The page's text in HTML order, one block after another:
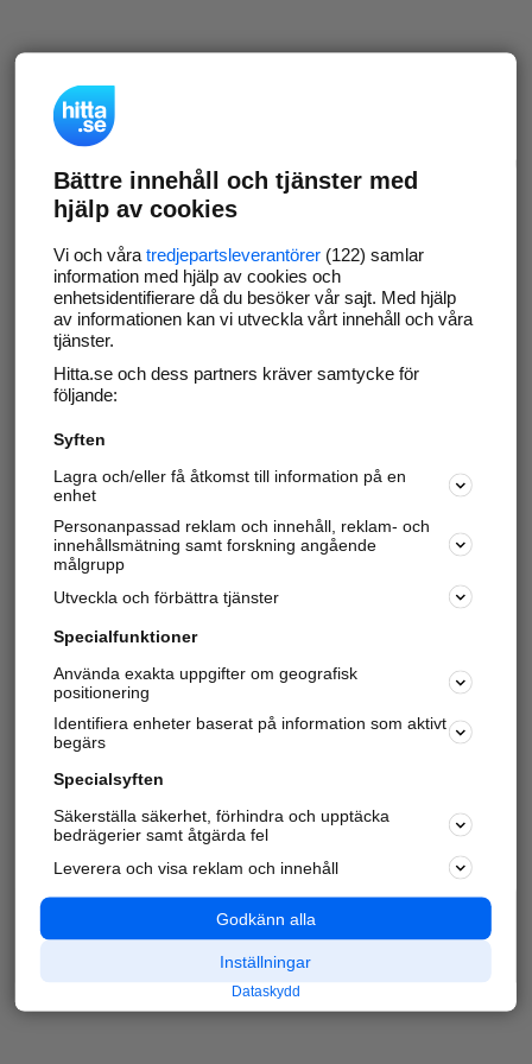
Bättre innehåll och tjänster med
hjälp av cookies
Vi och våra tredjepartsleverantörer(122) samlar
information med hjälp av cookies och
enhetsidentifierare då du besöker vår sajt. Med hjälp
av informationen kan vi utveckla vårt innehåll och våra
tjänster.
Hitta.se och dess partners kräver samtycke för
följande:
Syften
Lagra och/eller få åtkomst till information på en
enhet
Personanpassad reklam och innehåll, reklam- och
innehållsmätning samt forskning angående
målgrupp
Utveckla och förbättra tjänster
Specialfunktioner
Använda exakta uppgifter om geografisk
positionering
Identifiera enheter baserat på information som aktivt
begärs
Specialsyften
Säkerställa säkerhet, förhindra och upptäcka
bedrägerier samt åtgärda fel
Leverera och visa reklam och innehåll
Godkänn alla
Inställningar
Dataskydd